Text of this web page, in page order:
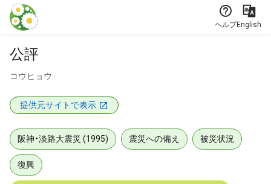
本文に飛ぶ
ヘルプEnglish
公評
コウヒョウ
提供元サイトで表示
阪神・淡路大震災 (1995) 震災への備え 被災状況
復興